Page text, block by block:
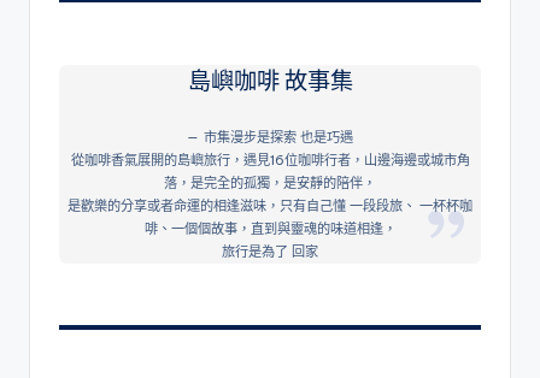
島嶼咖啡 故事集
市集漫步是探索 也是巧遇
從咖啡香氣展開的島嶼旅行，遇見16位咖啡行者，山邊海邊或城市角
落，是完全的孤獨，是安靜的陪伴，
是歡樂的分享或者命運的相逢滋味，只有自己懂 一段段旅、 一杯杯咖
啡、一個個故事，直到與靈魂的味道相逢，
旅行是為了 回家